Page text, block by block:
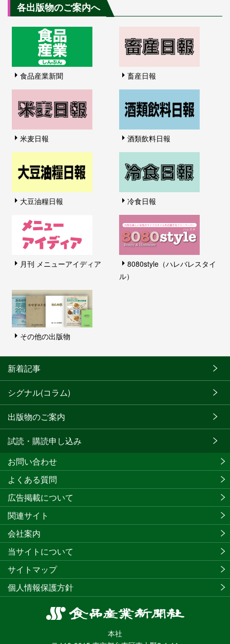
各出版物のご案内へ
食品産業新聞 畜産日報
米麦日報 酒類飲料日報
大豆油糧日報 冷食日報
月刊 メニューアイディア
8080style（ハレバレスタイ
ル）
その他の出版物
新着記事
シグナル(コラム)
出版物のご案内
試読・購読申し込み
食
産
本社
お問い合わせ
よくある質問
広告掲載について
関連サイト
会社案内
当サイトについて
サイトマップ
個人情報保護方針